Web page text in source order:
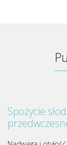
Spożycie